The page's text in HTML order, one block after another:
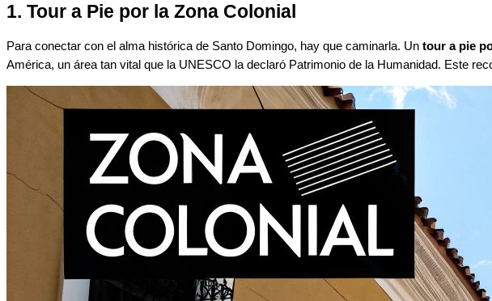
1. Tour a Pie por la Zona Colonial
Para conectar con el alma histórica de Santo Domingo, hay que caminarla. Un tour a pie
América, un área tan vital que la UNESCO la declaró Patrimonio de la Humanidad. Este